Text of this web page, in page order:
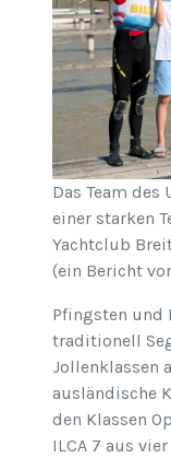
Das Team
einer starken
Yachtclub
(ein Bericht
Pfingsten und
traditionell
Jollenklassen
ausländische
den Klassen
ILCA 7 aus